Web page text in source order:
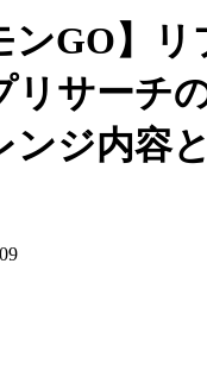
ンGO】
リサーチ
ンジ内容